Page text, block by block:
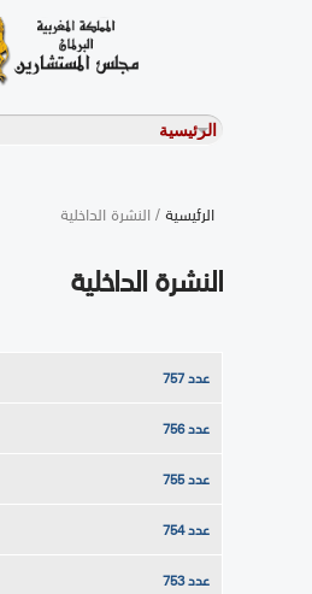
الرئيسية/ النشرة الداخلية
النشرة الداخلية
عدد 757
عدد 756
عدد 755
عدد 754
عدد 753